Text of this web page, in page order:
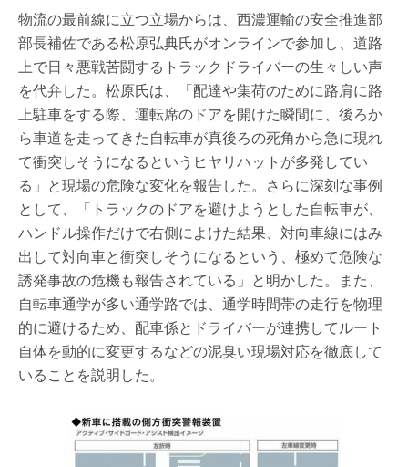
物流の最前線に立つ立場からは、西濃運輸の安全推進部
部長補佐である松原弘典氏がオンラインで参加し、道路
上で日々悪戦苦闘するトラックドライバーの生々しい声
を代弁した。松原氏は、「配達や集荷のために路肩に路
上駐車をする際、運転席のドアを開けた瞬間に、後ろか
ら車道を走ってきた自転車が真後ろの死角から急に現れ
て衝突しそうになるというヒヤリハットが多発してい
る」と現場の危険な変化を報告した。さらに深刻な事例
として、「トラックのドアを避けようとした自転車が、
ハンドル操作だけで右側によけた結果、対向車線にはみ
出して対向車と衝突しそうになるという、極めて危険な
誘発事故の危機も報告されている」と明かした。また、
自転車通学が多い通学路では、通学時間帯の走行を物理
的に避けるため、配車係とドライバーが連携してルート
自体を動的に変更するなどの泥臭い現場対応を徹底して
いることを説明した。